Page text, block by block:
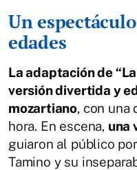
Un
edades
La adaptación de
versión divertida y
mozartiano, con una
hora. En escena, una
guiaron al público
Tamino y su